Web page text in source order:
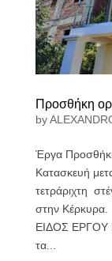
Προσθήκη
by
Έργα
Κατασκευή
τετράριχτη
στην
ΕΙΔΟΣ ΕΡΓΟΥ
τα...